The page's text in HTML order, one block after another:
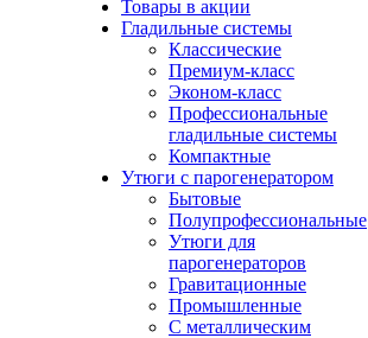
Товары в акции
Гладильные системы
Классические
Премиум-класс
Эконом-класс
Профессиональные
гладильные системы
Компактные
Утюги с парогенератором
Бытовые
Полупрофессиональные
Утюги для
парогенераторов
Гравитационные
Промышленные
С металлическим